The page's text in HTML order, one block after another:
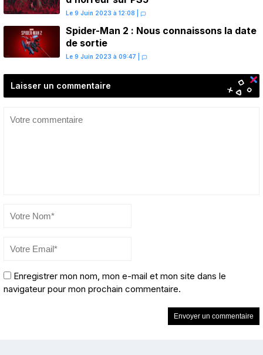
Le 9 Juin 2023 à 12:08
Spider-Man 2 : Nous connaissons la date
de sortie
Le 9 Juin 2023 à 09:47
Laisser un commentaire
Enregistrer mon nom, mon e-mail et mon site dans le
navigateur pour mon prochain commentaire.